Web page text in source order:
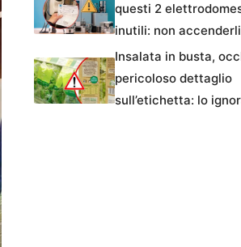
questi 2
inutili: non accenderli
Insalata in busta,
pericoloso dettaglio
sull’etichetta: lo